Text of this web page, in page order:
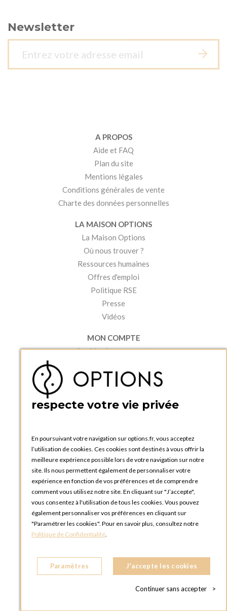
Newsletter
A PROPOS
Aide et FAQ
Plan du site
Mentions légales
Conditions générales de vente
Charte des données personnelles
LA MAISON OPTIONS
La Maison Options
Où nous trouver ?
Ressources humaines
Offres d'emploi
Politique RSE
Presse
Vidéos
MON COMPTE
Accéder à mon compte
Créer un compte
PRATIQUE
Catalogues et bons de commande
Tutoriels
OPTIONS LUXEMBOURG
13 rue Paul Rischard
5324 Contern
LUXEMBOURG
BOUTIQUE OPTIONS LUXEMBOURG
L - 1842 HOWALD LUXEMBOURG
respecte votre vie privée
En poursuivant votre navigation sur options.fr, vous acceptez
l’utilisation de cookies. Ces cookies sont destinés à vous offrir la
meilleure expérience possible lors de votre navigation sur notre
site. Ils nous permettent également de personnaliser votre
expérience en fonction de vos préférences et de comprendre
comment vous utilisez notre site. En cliquant sur "J’accepte",
vous consentez à l'utilisation de tous les cookies. Vous pouvez
également personnaliser vos préférences en cliquant sur
"Paramétrer les cookies". Pour en savoir plus, consultez notre
Politique de Confidentialité.
Paramètres J'accepte les cookies
Continuer sans accepter >